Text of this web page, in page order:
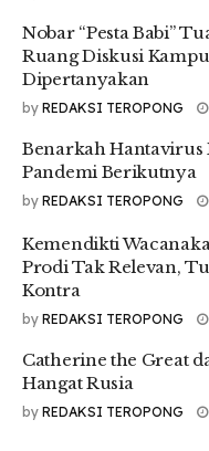
Proses penerapan nilai-
hanya menjadi
menjadi tanggung jawab
Seperti apa sih nilai-nilai
Berikut penjelasannya
1. Nilai-nilai Pascasila
a. Percaya dan taqwa
Nobar “Pesta Babi”
Ruang Diskusi
Dipertanyakan
by REDAKSI TEROPONG
Benarkah Hantavirus
Pandemi Berikutnya
by REDAKSI TEROPONG
Kemendikti
Prodi Tak Relevan,
Kontra
by REDAKSI TEROPONG
Catherine the Great
Hangat Rusia
by REDAKSI TEROPONG